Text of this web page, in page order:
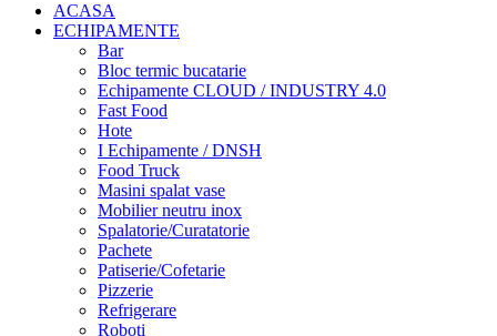
ACASA
ECHIPAMENTE
Bar
Bloc termic bucatarie
Echipamente CLOUD / INDUSTRY 4.0
Fast Food
Hote
I Echipamente / DNSH
Food Truck
Masini spalat vase
Mobilier neutru inox
Spalatorie/Curatatorie
Pachete
Patiserie/Cofetarie
Pizzerie
Refrigerare
Roboti